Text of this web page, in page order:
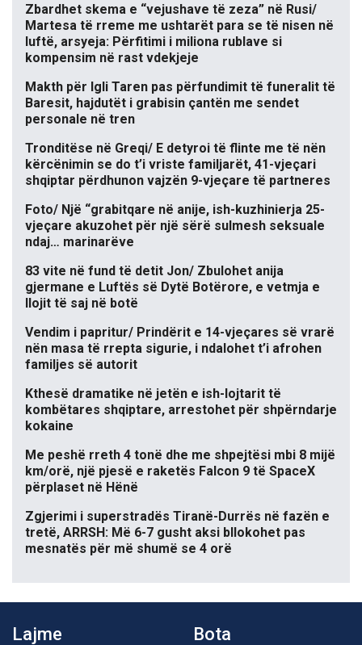
Zbardhet skema e “vejushave të zeza” në Rusi/
Martesa të rreme me ushtarët para se të nisen në
luftë, arsyeja: Përfitimi i miliona rublave si
kompensim në rast vdekjeje
Makth për Igli Taren pas përfundimit të funeralit të
Baresit, hajdutët i grabisin çantën me sendet
personale në tren
Tronditëse në Greqi/ E detyroi të flinte me të nën
kërcënimin se do t’i vriste familjarët, 41-vjeçari
shqiptar përdhunon vajzën 9-vjeçare të partneres
Foto/ Një “grabitqare në anije, ish-kuzhinierja 25-
vjeçare akuzohet për një sërë sulmesh seksuale
ndaj… marinarëve
83 vite në fund të detit Jon/ Zbulohet anija
gjermane e Luftës së Dytë Botërore, e vetmja e
llojit të saj në botë
Vendim i papritur/ Prindërit e 14-vjeçares së vrarë
nën masa të rrepta sigurie, i ndalohet t’i afrohen
familjes së autorit
Kthesë dramatike në jetën e ish-lojtarit të
kombëtares shqiptare, arrestohet për shpërndarje
kokaine
Me peshë rreth 4 tonë dhe me shpejtësi mbi 8 mijë
km/orë, një pjesë e raketës Falcon 9 të SpaceX
përplaset në Hënë
Zgjerimi i superstradës Tiranë-Durrës në fazën e
tretë, ARRSH: Më 6-7 gusht aksi bllokohet pas
mesnatës për më shumë se 4 orë
Lajme Bota